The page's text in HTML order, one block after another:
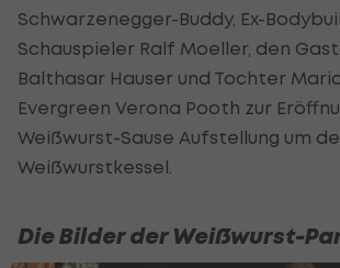
Schwarzenegger-Buddy, Ex-
Schauspieler Ralf Moeller, den
Balthasar Hauser und Tochter
Evergreen Verona Pooth zur
Weißwurst-Sause Aufstellung um
Weißwurstkessel.
Die Bilder der Weißwurst-